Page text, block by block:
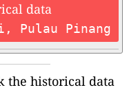
data
Pulau Pinang
the historical data